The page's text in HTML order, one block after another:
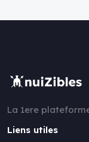
La 1ere
Liens utiles